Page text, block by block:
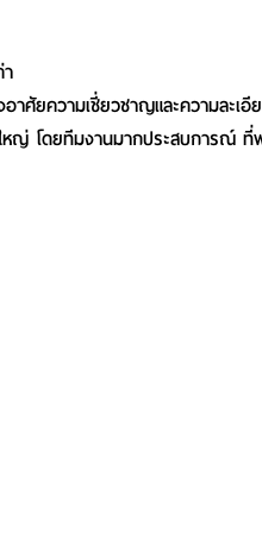
าศัยความเชี่ยวชาญและความละ
หญ่ โดยทีมงานมากประสบการณ์